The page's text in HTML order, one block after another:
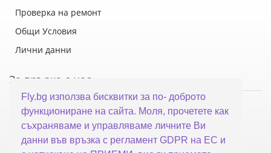
Fly.bg използва бисквитки за по- доброто
функциониране на сайта. Моля, прочетете как
съхраняваме и управляваме личните Ви
данни във връзка с регламент GDPR на ЕС и
Проверка на ремонт
Общи Условия
Лични данни
За връзка с нас
Флай Систем ООД
гр. Варна, ул. Каймакчалан 10А
тел: 052 321 321